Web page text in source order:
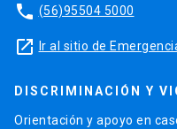
phone (56)95504 5000
launch Ir al sitio de
DISCRIMINACIÓN Y
Orientación y apoyo en